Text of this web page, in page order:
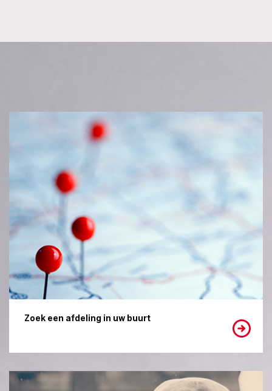
Zoek een afdeling in uw buurt